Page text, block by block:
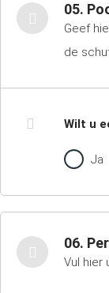
05.
Geef
de
Wilt u
Ja
06.
Vul hier